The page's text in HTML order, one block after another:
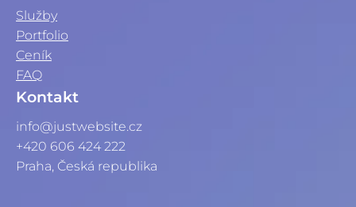
Služby
Portfolio
Ceník
FAQ
Kontakt
info@justwebsite.cz
+420 606 424 222
Praha, Česká republika